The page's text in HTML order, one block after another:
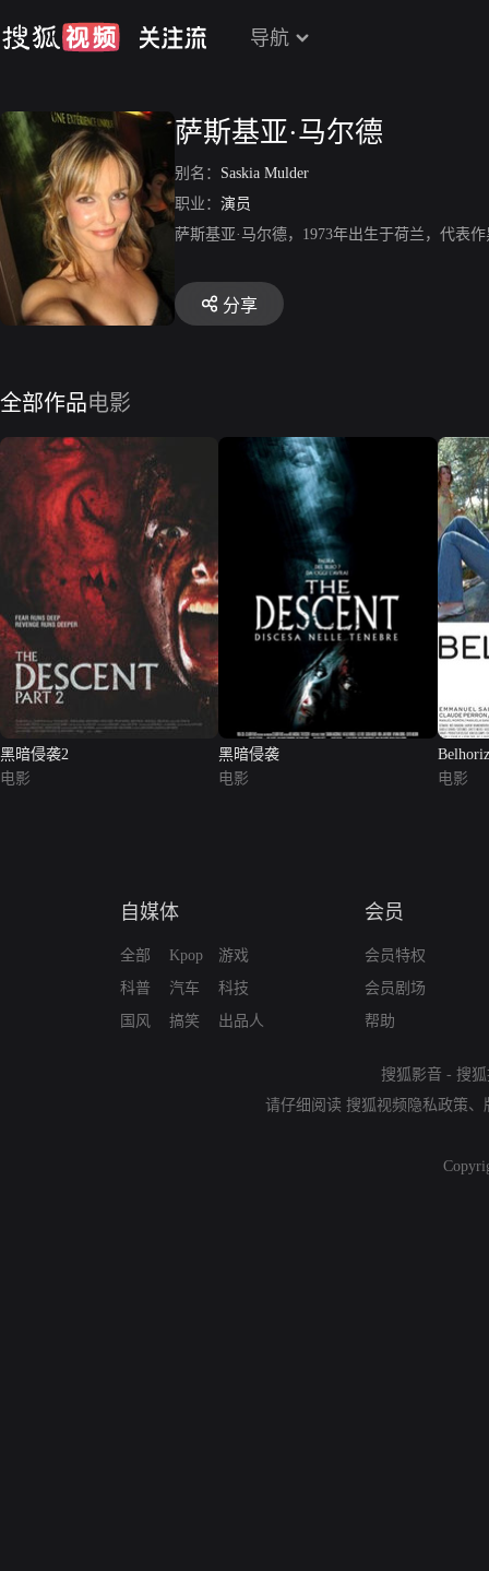
导航
萨斯基亚·马尔德
别名： Saskia Mulder
职业： 演员
萨斯基亚·马尔德，1973年出生于荷兰，代表
分享
全部作品电影
黑暗侵袭2
电影
黑暗侵袭
电影
电影
自媒体
全部
科普
国风
Kpop
汽车
搞笑
游戏
科技
出品人
会员
会员特权
会员剧场
帮助
搜狐影音 - 搜
请仔细阅读 搜狐视频隐私政策、